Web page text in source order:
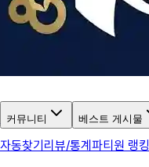
커뮤니티 베스트 게시물
동찾기리뷰/통계파티원 랭킹